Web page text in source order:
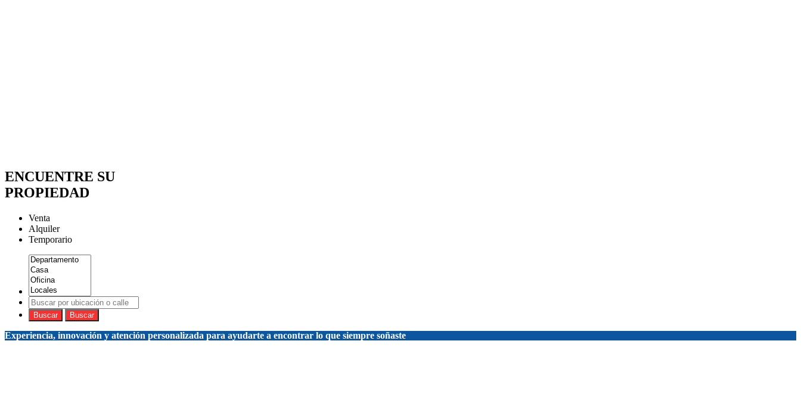
ENCUENTRE SU
PROPIEDAD
Venta
Alquiler
Temporario
Buscar Buscar
Experiencia, innovación y atención personalizada para ayudarte a encontrar lo que siempre soñaste